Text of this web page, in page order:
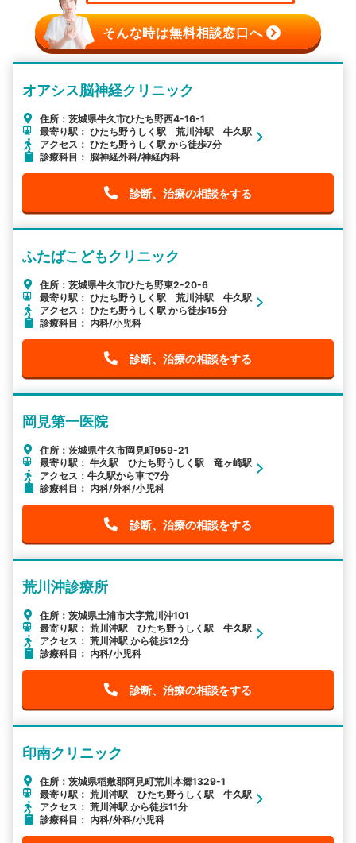
そんな時は無料相談窓口へ
オアシス脳神経クリニック
住所：茨城県牛久市ひたち野西4-16-1
最寄り駅： ひたち野うしく駅 荒川沖駅 牛久駅
アクセス： ひたち野うしく駅 から徒歩7分
診療科目： 脳神経外科/神経内科
診断、治療の相談をする
ふたばこどもクリニック
住所：茨城県牛久市ひたち野東2-20-6
最寄り駅： ひたち野うしく駅 荒川沖駅 牛久駅
アクセス： ひたち野うしく駅 から徒歩15分
診療科目： 内科/小児科
診断、治療の相談をする
岡見第一医院
住所：茨城県牛久市岡見町959-21
最寄り駅： 牛久駅 ひたち野うしく駅 竜ヶ崎駅
アクセス：牛久駅から車で7分
診療科目： 内科/外科/小児科
診断、治療の相談をする
荒川沖診療所
住所：茨城県土浦市大字荒川沖101
最寄り駅： 荒川沖駅 ひたち野うしく駅 牛久駅
アクセス： 荒川沖駅 から徒歩12分
診療科目： 内科/小児科
診断、治療の相談をする
印南クリニック
住所：茨城県稲敷郡阿見町荒川本郷1329-1
最寄り駅： 荒川沖駅 ひたち野うしく駅 牛久駅
アクセス： 荒川沖駅 から徒歩11分
診療科目： 内科/外科/小児科